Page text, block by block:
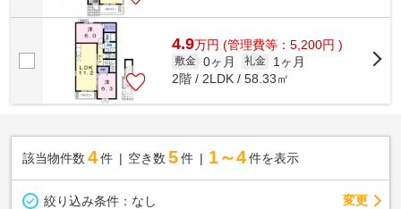
4.9万円 (管理費等：5,200円 )
敷金 0ヶ月 礼金
1ヶ月
2階 / 2LDK / 58.33㎡
該当物件数 4件 空き数 5 件 1～4 件を表示
絞り込み条件： なし 変更